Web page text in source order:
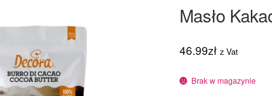
Masło
46.99zł z Vat
Brak w magazynie